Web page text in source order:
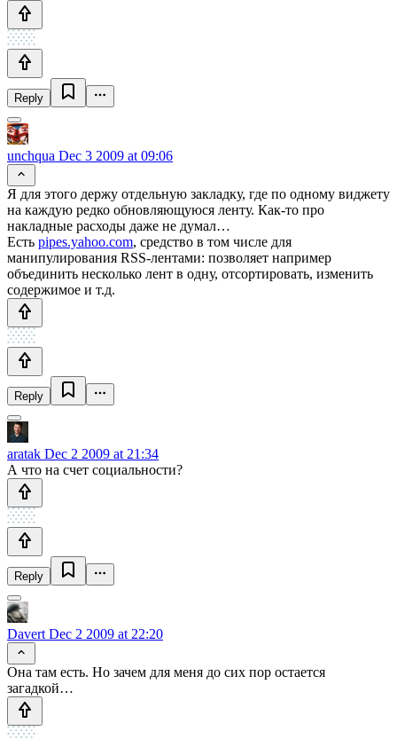
Reply
unchqua Dec 3 2009 at 09:06
Я для этого держу отдельную закладку, где по одному виджету
на каждую редко обновляющуюся ленту. Как-то про
накладные расходы даже не думал…
Есть pipes.yahoo.com, средство в том числе для
манипулирования RSS-лентами: позволяет например
объединить несколько лент в одну, отсортировать, изменить
содержимое и т.д.
Reply
aratak Dec 2 2009 at 21:34
А что на счет социальности?
Reply
Davert Dec 2 2009 at 22:20
Она там есть. Но зачем для меня до сих пор остается
загадкой…